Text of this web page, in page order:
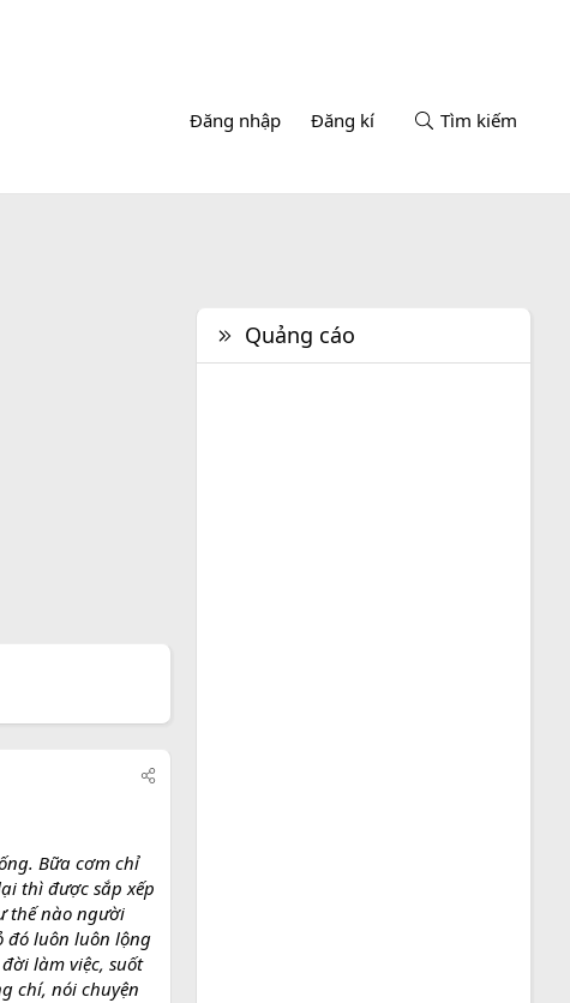
Đăng nhập Đăng kí Tìm kiếm
Bữa cơm chỉ
thì được sắp xếp
thế nào người
đó luôn luôn lộng
làm việc, suốt
chí, nói chuyện
Quảng cáo